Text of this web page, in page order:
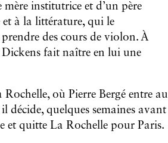
institutrice et d’un père
et à la littérature, qui le
des cours de violon. À
Dickens fait naître en lui une
où Pierre Bergé entre au
décide, quelques semaines avant
et quitte La Rochelle pour Paris.